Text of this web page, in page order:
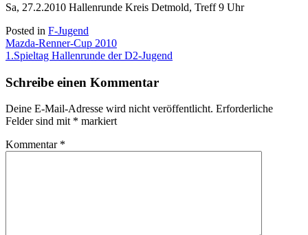
Sa, 27.2.2010 Hallenrunde Kreis Detmold, Treff 9 Uhr
Posted in F-Jugend
Beitragsnavigation
Mazda-Renner-Cup 2010
1.Spieltag Hallenrunde der D2-Jugend
Schreibe einen Kommentar
Deine E-Mail-Adresse wird nicht veröffentlicht. Erforderliche
Felder sind mit * markiert
Kommentar *